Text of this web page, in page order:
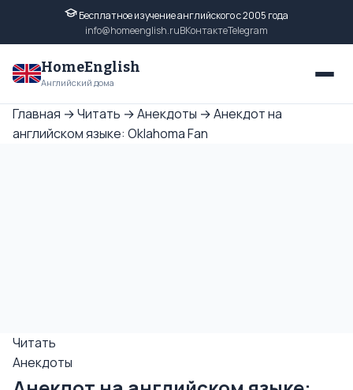
Бесплатное изучение английского с 2005 года
info@homeenglish.ruВКонтактеTelegram
HomeEnglish
Английский дома
Главная →Читать →Анекдоты →Анекдот на
английском языке: Oklahoma Fan
Читать
Анекдоты